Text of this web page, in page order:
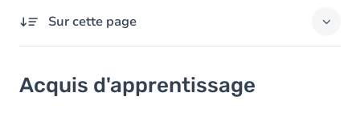
Sur cette page
Objectifs
Acquis d'apprentissage